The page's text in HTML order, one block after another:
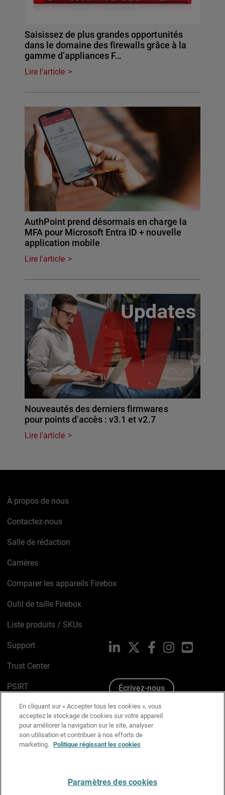
Saisissez de plus grandes opportunités
dans le domaine des firewalls grâce à la
gamme d’appliances F…
Lire l'article
AuthPoint prend désormais en charge la
MFA pour Microsoft Entra ID + nouvelle
application mobile
Lire l'article
Nouveautés des derniers firmwares
pour points d’accès : v3.1 et v2.7
Lire l'article
À propos de nous
Contactez-nous
Salle de rédaction
Carrières
Comparer les appareils Firebox
Outil de taille Firebox
Liste produits / SKUs
Support
Trust Center
PSIRT
Avis sur les cookies
Politique de confidentialité
Charte Graphique
LinkedIn FacebookInstagramYouTube
Écrivez-nous
En cliquant sur « Accepter tous les cookies », vous
acceptez le stockage de cookies sur votre appareil
pour améliorer la navigation sur le site, analyser
son utilisation et contribuer à nos efforts de
marketing. Politique régissant les cookies
Paramètres des cookies